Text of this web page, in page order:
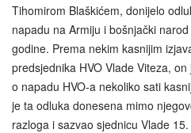
Tihomirom Blaškićem, donijelo
napadu na Armiju i bošnjački
godine. Prema nekim kasnijim
predsjednika HVO Vlade Viteza,
o napadu HVO‑a nekoliko sati
je ta odluka donesena mimo
razloga i sazvao sjednicu Vlade